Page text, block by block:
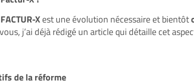
Xest une évolution nécessaire et bientôt
j’ai déjà rédigé un article qui détaille cet
de la réforme